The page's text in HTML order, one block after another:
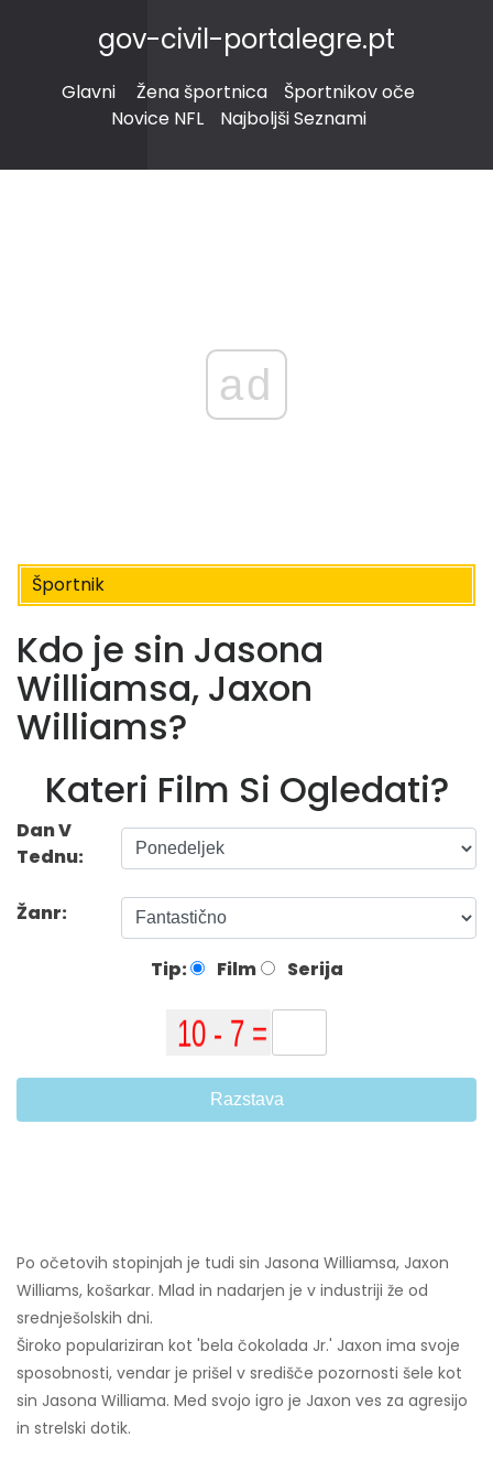
gov-civil-portalegre.pt
Glavni Žena športnica
Športnikov oče
Novice NFL
Najboljši Seznami
ad
Športnik
Kdo je sin Jasona
Williamsa, Jaxon
Williams?
Kateri Film Si Ogledati?
Dan V
Tednu:
Žanr:
Tip: Film Serija
Razstava
Po očetovih stopinjah je tudi sin Jasona Williamsa, Jaxon
Williams, košarkar. Mlad in nadarjen je v industriji že od
srednješolskih dni.
Široko populariziran kot 'bela čokolada Jr.' Jaxon ima svoje
sposobnosti, vendar je prišel v središče pozornosti šele kot
sin Jasona Williama. Med svojo igro je Jaxon ves za agresijo
in strelski dotik.